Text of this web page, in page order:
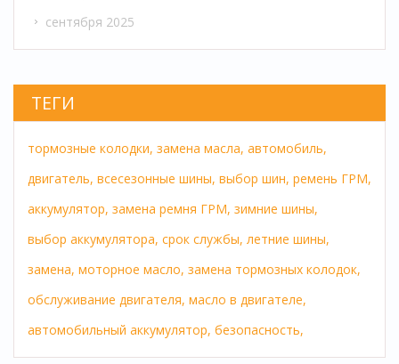
сентября 2025
ТЕГИ
тормозные колодки, замена масла, автомобиль,
двигатель, всесезонные шины, выбор шин, ремень ГРМ,
аккумулятор, замена ремня ГРМ, зимние шины,
выбор аккумулятора, срок службы, летние шины,
замена, моторное масло, замена тормозных колодок,
обслуживание двигателя, масло в двигателе,
автомобильный аккумулятор, безопасность,